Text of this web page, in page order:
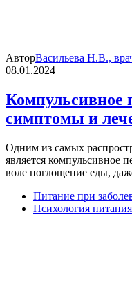
АвторВасильева Н.В.,
08.01.2024
Компульсивное
симптомы и
Одним из самых
является компульсивное
воле поглощение еды,
Питание при
Психология питания